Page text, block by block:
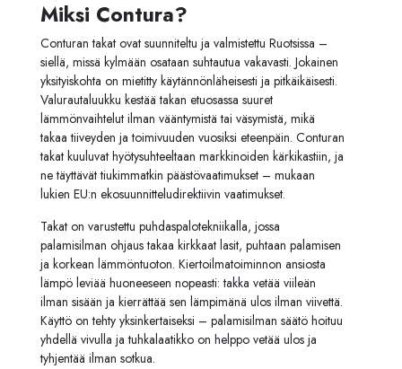
Miksi Contura?
Conturan takat ovat suunniteltu ja valmistettu Ruotsissa –
siellä, missä kylmään osataan suhtautua vakavasti. Jokainen
yksityiskohta on mietitty käytännönläheisesti ja pitkäikäisesti.
Valurautaluukku kestää takan etuosassa suuret
lämmönvaihtelut ilman vääntymistä tai väsymistä, mikä
takaa tiiveyden ja toimivuuden vuosiksi eteenpäin. Conturan
takat kuuluvat hyötysuhteeltaan markkinoiden kärkikastiin, ja
ne täyttävät tiukimmatkin päästövaatimukset – mukaan
lukien EU:n ekosuunnitteludirektiivin vaatimukset.
Takat on varustettu puhdaspalotekniikalla, jossa
palamisilman ohjaus takaa kirkkaat lasit, puhtaan palamisen
ja korkean lämmöntuoton. Kiertoilmatoiminnon ansiosta
lämpö leviää huoneeseen nopeasti: takka vetää viileän
ilman sisään ja kierrättää sen lämpimänä ulos ilman viivettä.
Käyttö on tehty yksinkertaiseksi – palamisilman säätö hoituu
yhdellä vivulla ja tuhkalaatikko on helppo vetää ulos ja
tyhjentää ilman sotkua.